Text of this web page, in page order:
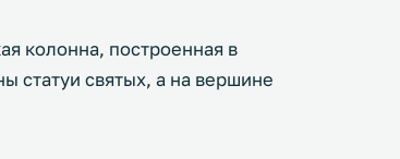
колонна, построенная в
статуи святых, а на вершине